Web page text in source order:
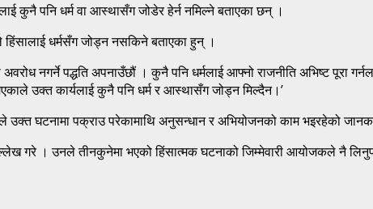
कुनै पनि धर्म वा आस्थासँग जोडेर हेर्न नमिल्ने बताएका छन् ।
धर्मसँग जोड्न नसकिने बताएका हुन् ।
अवरोध नगर्ने पद्धति अपनाउँछौं । कुनै पनि धर्मलाई आफ्नो राजनीति अभिष्ट पूरा
उक्त कार्यलाई कुनै पनि धर्म र आस्थासँग जोड्न मिल्दैन।’
घटनामा पक्राउ परेकामाथि अनुसन्धान र अभियोजनको काम भइरहेको
। उनले तीनकुनेमा भएको हिंसात्मक घटनाको जिम्मेवारी आयोजकले नै